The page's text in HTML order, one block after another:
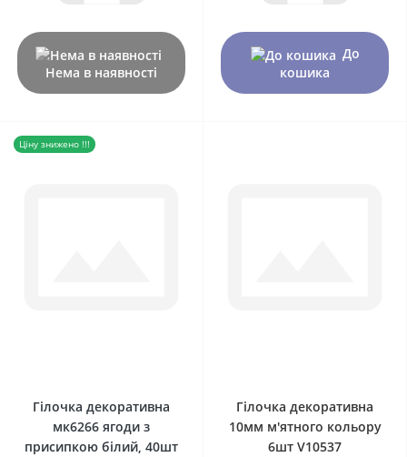
Нема в наявності
До
кошика
Ціну знижено !!!
Гілочка декоративна
мк6266 ягоди з
присипкою білий, 40шт
Гілочка декоративна
10мм м'ятного кольору
6шт V10537